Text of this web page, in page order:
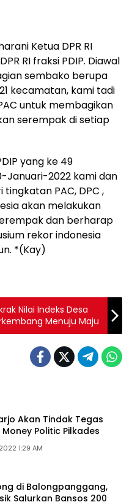
Ketua DPR RI
RI fraksi PDIP. Diawal
sembako berupa
kecamatan, kami tadi
untuk membagikan
serempak di setiap
yang ke 49
Januari-2022 kami dan
PAC, DPC ,
akan melakukan
dan berharap
rekor indonesia
*(Kay)
Nilai Indeks Desa
Menuju Maju
Akan Tindak Tegas
Politic Pilkades
1:29 AM
di Balongpanggang,
Salurkan Bansos 200